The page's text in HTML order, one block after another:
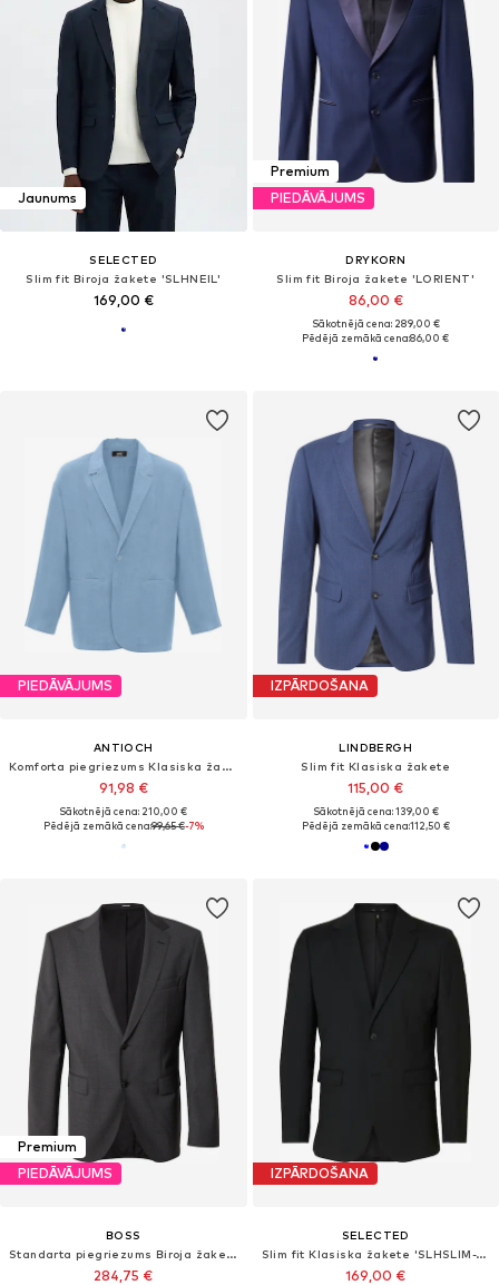
Jaunums
SELECTED
Slim fit Biroja žakete 'SLHNEIL'
169,00 €
Premium
PIEDĀVĀJUMS
DRYKORN
Slim fit Biroja žakete 'LORIENT'
86,00 €
Sākotnējā cena: 289,00 €
Pēdējā zemākā cena:86,00 €
PIEDĀVĀJUMS
ANTIOCH
Komforta piegriezums Klasiska žakete
91,98 €
Sākotnējā cena: 210,00 €
Pēdējā zemākā cena:99,65 €-7%
IZPĀRDOŠANA
LINDBERGH
Slim fit Klasiska žakete
115,00 €
Sākotnējā cena: 139,00 €
Pēdējā zemākā cena:112,50 €
Premium
PIEDĀVĀJUMS
BOSS
Standarta piegriezums Biroja žakete 'Jeckson'
284,75 €
IZPĀRDOŠANA
SELECTED
Slim fit Klasiska žakete 'SLHSLIM-THEO'
169,00 €